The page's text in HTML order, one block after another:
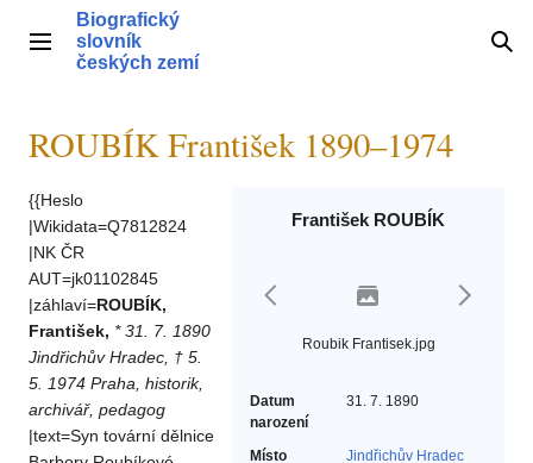
obsahHlavní menu
Biografický
slovník
českých zemí
ROUBÍK František 1890–1974
František ROUBÍK
Roubik Frantisek.jpg
Datum
narození
31. 7. 1890
Místo
Jindřichův Hradec
{{Heslo
|Wikidata=Q7812824
|NK ČR
AUT=jk01102845
|záhlaví=ROUBÍK,
František, * 31. 7. 1890
Jindřichův Hradec, † 5.
5. 1974 Praha, historik,
archivář, pedagog
|text=Syn tovární dělnice